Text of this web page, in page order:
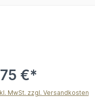
€*
MwSt. zzgl. Versandkosten